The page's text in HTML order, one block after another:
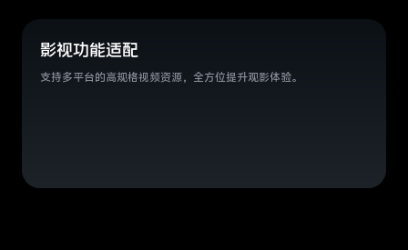
影视功能适配
支持多平台的高规格视频资源，全方位提升观影体验。